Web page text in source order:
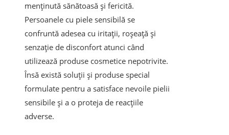
menținută sănătoasă și fericită.
Persoanele cu piele sensibilă se
confruntă adesea cu iritații, roșeață și
senzație de disconfort atunci când
utilizează produse cosmetice nepotrivite.
Însă există soluții și produse special
formulate pentru a satisface nevoile pielii
sensibile și a o proteja de reacțiile
adverse.